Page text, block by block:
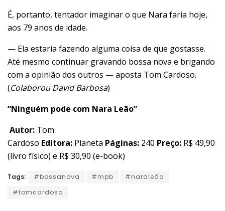
É, portanto, tentador imaginar o que Nara faria hoje,
aos 79 anos de idade.
— Ela estaria fazendo alguma coisa de que gostasse.
Até mesmo continuar gravando bossa nova e brigando
com a opinião dos outros — aposta Tom Cardoso.
(Colaborou David Barbosa)
“Ninguém pode com Nara Leão”
Autor: Tom
Cardoso Editora: Planeta Páginas: 240 Preço: R$ 49,90
(livro físico) e R$ 30,90 (e-book)
Tags: #bossanova #mpb
#naraleão
#tomcardoso